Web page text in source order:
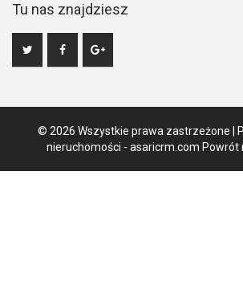
Tu nas znajdziesz
© 2026 Wszystkie prawa zastrzeżone |
nieruchomości - asaricrm.com Powrót